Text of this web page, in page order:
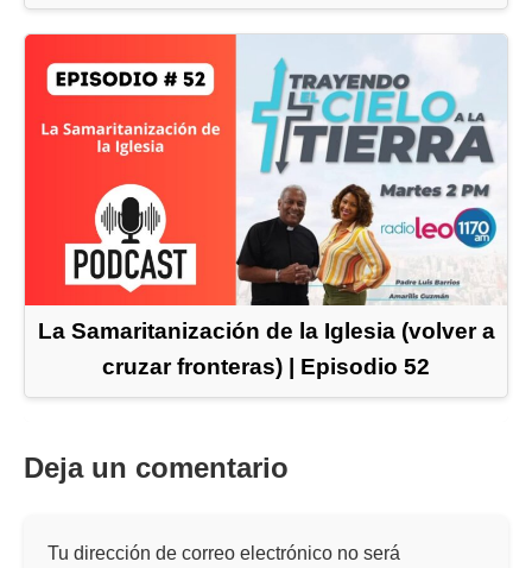
La Samaritanización de la Iglesia (volver a
cruzar fronteras) | Episodio 52
Deja un comentario
Tu dirección de correo electrónico no será